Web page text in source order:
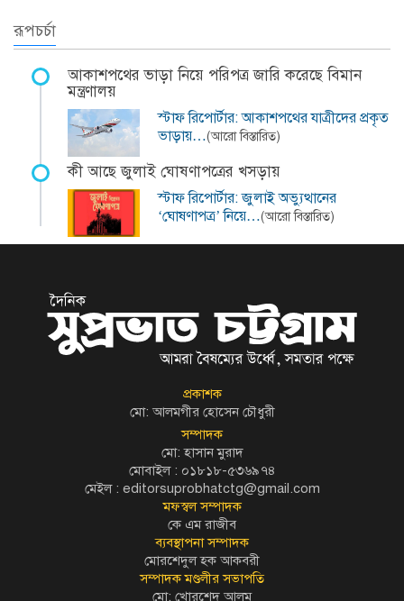
রূপচর্চা
আকাশপথের ভাড়া নিয়ে পরিপত্র জারি করেছে বিমান
মন্ত্রণালয়
স্টাফ রিপোর্টার: আকাশপথের যাত্রীদের প্রকৃত
ভাড়ায়…(আরো বিস্তারিত)
কী আছে জুলাই ঘোষণাপত্রের খসড়ায়
স্টাফ রিপোর্টার: জুলাই অভ্যুত্থানের
‘ঘোষণাপত্র’ নিয়ে…(আরো বিস্তারিত)
প্রকাশক
মো: আলমগীর হোসেন চৌধুরী
সম্পাদক
মো: হাসান মুরাদ
মোবাইল : ০১৮১৮-৫৩৬৯৭৪
মেইল : editorsuprobhatctg@gmail.com
মফস্বল সম্পাদক
কে এম রাজীব
ব্যবস্থাপনা সম্পাদক
মোরশেদুল হক আকবরী
সম্পাদক মণ্ডলীর সভাপতি
মো: খোরশেদ আলম